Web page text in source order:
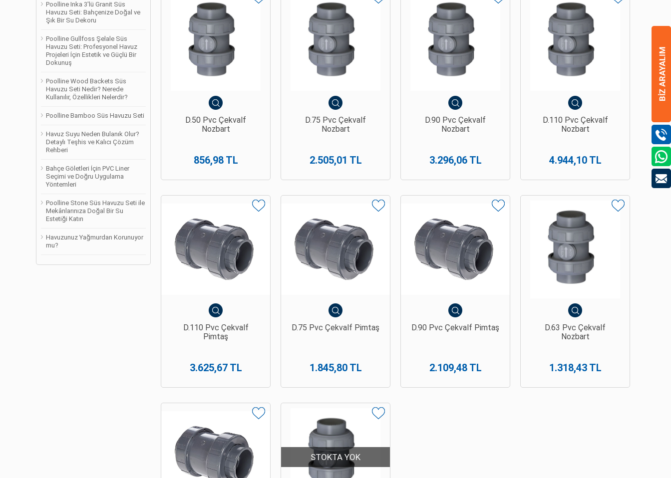
Poolline Inka 3'lü Granit Süs
Havuzu Seti: Bahçenize Doğal ve
Şık Bir Su Dekoru
Poolline Gullfoss Şelale Süs
Havuzu Seti: Profesyonel Havuz
Projeleri İçin Estetik ve Güçlü Bir
Dokunuş
Poolline Wood Backets Süs
Havuzu Seti Nedir? Nerede
Kullanılır, Özellikleri Nelerdir?
Poolline Bamboo Süs Havuzu Seti
Havuz Suyu Neden Bulanık Olur?
Detaylı Teşhis ve Kalıcı Çözüm
Rehberi
Bahçe Göletleri İçin PVC Liner
Seçimi ve Doğru Uygulama
Yöntemleri
Poolline Stone Süs Havuzu Seti ile
Mekânlarınıza Doğal Bir Su
Estetiği Katın
Havuzunuz Yağmurdan Korunuyor
mu?
D.50 Pvc Çekvalf
Nozbart
856,98 TL
D.75 Pvc Çekvalf
Nozbart
2.505,01 TL
D.90 Pvc Çekvalf
Nozbart
3.296,06 TL
D.110 Pvc Çekvalf
Nozbart
4.944,10 TL
D.110 Pvc Çekvalf
Pimtaş
3.625,67 TL
D.75 Pvc Çekvalf Pimtaş
1.845,80 TL
D.90 Pvc Çekvalf Pimtaş
2.109,48 TL
D.63 Pvc Çekvalf
Nozbart
1.318,43 TL
STOKTA YOK